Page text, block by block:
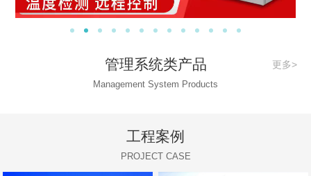
管理系统类产品 更多>
Management System Products
工程案例
PROJECT CASE